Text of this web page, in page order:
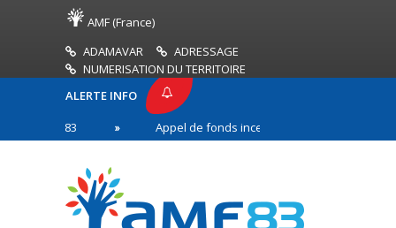
AMF (France)
ADAMAVAR
ADRESSAGE
NUMERISATION DU TERRITOIRE
ALERTE INFO
Appel de fonds incendies de forêt
ligne